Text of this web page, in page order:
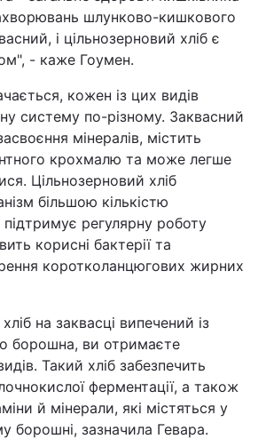
шлунково-кишкового
і цільнозерновий хліб є
- каже Гоумен.
кожен із цих видів
систему по-різному. Заквасний
мінералів, містить
крохмалю та може легше
Цільнозерновий хліб
більшою кількістю
підтримує регулярну роботу
корисні бактерії та
коротколанцюгових жирних
на заквасці випечений із
борошна, ви отримаєте
Такий хліб забезпечить
ферментації, а також
й мінерали, які містяться у
борошні, зазначила Гевара.